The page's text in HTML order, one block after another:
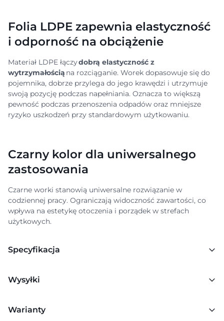
Folia LDPE zapewnia elastyczność
i odporność na obciążenie
Materiał LDPE łączydobrą elastyczność z
wytrzymałością na rozciąganie. Worek dopasowuje się do
pojemnika, dobrze przylega do jego krawędzi i utrzymuje
swoją pozycję podczas napełniania. Oznacza to większą
pewność podczas przenoszenia odpadów oraz mniejsze
ryzyko uszkodzeń przy standardowym użytkowaniu.
Czarny kolor dla uniwersalnego
zastosowania
Czarne worki stanowią uniwersalne rozwiązanie w
codziennej pracy. Ograniczają widoczność zawartości, co
wpływa na estetykę otoczenia i porządek w strefach
użytkowych.
Specyfikacja
Wysyłki
Warianty